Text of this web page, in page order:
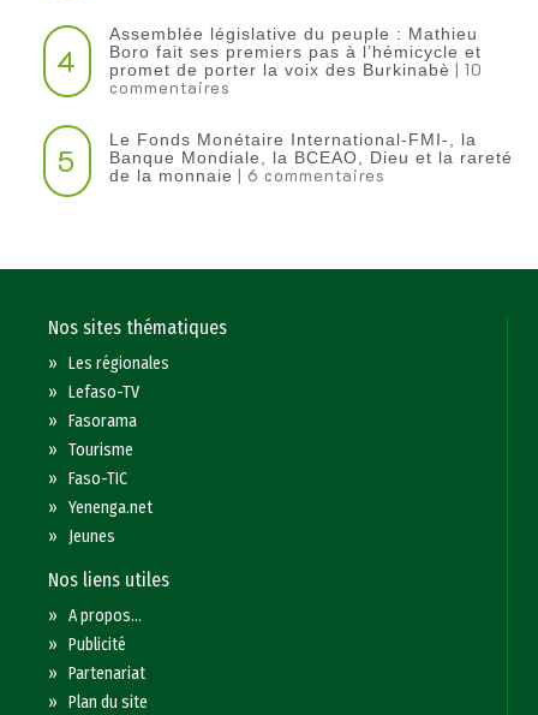
4
Assemblée législative du peuple : Mathieu
Boro fait ses premiers pas à l’hémicycle et
promet de porter la voix des Burkinabè | 10
commentaires
5
Le Fonds Monétaire International-FMI-, la
Banque Mondiale, la BCEAO, Dieu et la rareté
de la monnaie | 6 commentaires
Nos sites thématiques
»Les régionales
»Lefaso-TV
»Fasorama
»Tourisme
»Faso-TIC
»Yenenga.net
» Jeunes
Nos liens utiles
»A propos...
»Publicité
»Partenariat
»Plan du site